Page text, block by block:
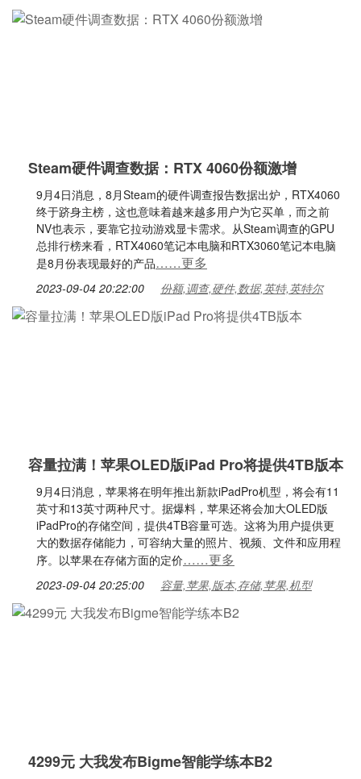
Steam硬件调查数据：RTX 4060份额激增
9月4日消息，8月Steam的硬件调查报告数据出炉，RTX4060
终于跻身主榜，这也意味着越来越多用户为它买单，而之前
NV也表示，要靠它拉动游戏显卡需求。从Steam调查的GPU
总排行榜来看，RTX4060笔记本电脑和RTX3060笔记本电脑
是8月份表现最好的产品……更多
2023-09-04 20:22:00 份额,调查,硬件,数据,英特,英特尔
容量拉满！苹果OLED版iPad Pro将提供4TB版本
9月4日消息，苹果将在明年推出新款iPadPro机型，将会有11
英寸和13英寸两种尺寸。据爆料，苹果还将会加大OLED版
iPadPro的存储空间，提供4TB容量可选。这将为用户提供更
大的数据存储能力，可容纳大量的照片、视频、文件和应用程
序。以苹果在存储方面的定价……更多
2023-09-04 20:25:00 容量,苹果,版本,存储,苹果,机型
4299元 大我发布Bigme智能学练本B2